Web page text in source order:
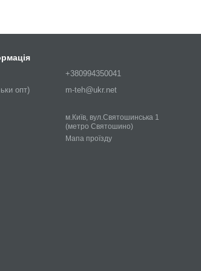
опт)
+380994350041
m-teh@ukr.net
м.Київ, вул.Святошинська 1
(метро Святошино)
Мапа проїзду